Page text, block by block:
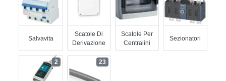
Salvavita
Scatole Di
Derivazione
Scatole Per
Centralini
Sezionatori
2 23